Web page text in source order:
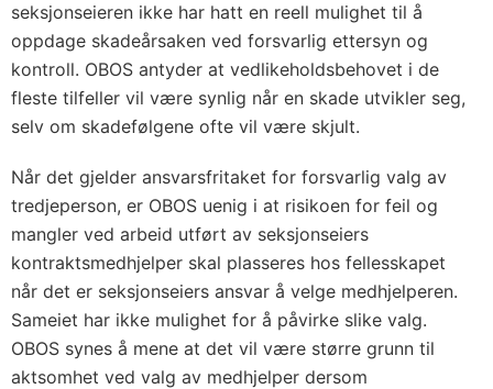
seksjonseieren ikke har hatt en reell mulighet til å
oppdage skadeårsaken ved forsvarlig ettersyn og
kontroll. OBOS antyder at vedlikeholdsbehovet i de
fleste tilfeller vil være synlig når en skade utvikler seg,
selv om skadefølgene ofte vil være skjult.
Når det gjelder ansvarsfritaket for forsvarlig valg av
tredjeperson, er OBOS uenig i at risikoen for feil og
mangler ved arbeid utført av seksjonseiers
kontraktsmedhjelper skal plasseres hos fellesskapet
når det er seksjonseiers ansvar å velge medhjelperen.
Sameiet har ikke mulighet for å påvirke slike valg.
OBOS synes å mene at det vil være større grunn til
aktsomhet ved valg av medhjelper dersom